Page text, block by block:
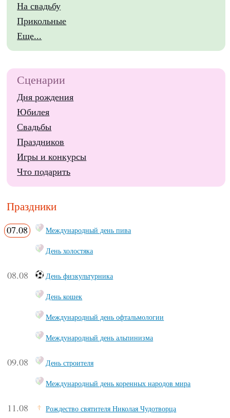
На свадьбу
Прикольные
Еще...
Сценарии
Дня рождения
Юбилея
Свадьбы
Праздников
Игры и конкурсы
Что подарить
Праздники
07.08 Международный день пива
День холостяка
08.08 День физкультурника
День кошек
Международный день офтальмологии
Международный день альпинизма
09.08 День строителя
Международный день коренных народов мира
11.08 Рождество святителя Николая Чудотворца